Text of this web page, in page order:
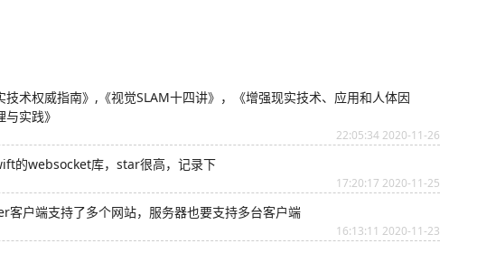
技术权威指南》,《视觉SLAM十四讲》，《增强现实技术、应用和人体因
实践》
22:05:34 2020-11-26
的websocket库，star很高，记录下
17:20:17 2020-11-25
客户端支持了多个网站，服务器也要支持多台客户端
16:13:11 2020-11-23